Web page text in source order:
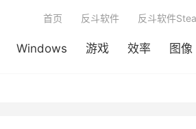
Windows 游戏 效率 图像
首页 反斗软件 反斗软件